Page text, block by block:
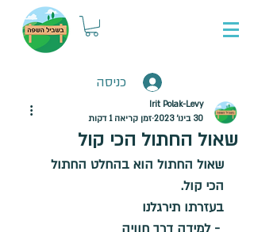
כניסה
שאול החתול הכי קול
Irit Polak-Levy
30 בינו׳ 2023
זמן קריאה 1 דקות
שאול החתול הוא בהחלט החתול
הכי קול.
בעזרתו תירגלנו